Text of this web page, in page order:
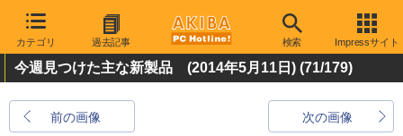
カテゴリ 過去記事 検索 Impressサイト
今週見つけた主な新製品 (2014年5月11日) (71/179)
前の画像 次の画像